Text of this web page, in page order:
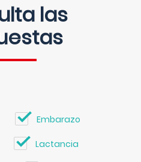
las
Embarazo
Lactancia